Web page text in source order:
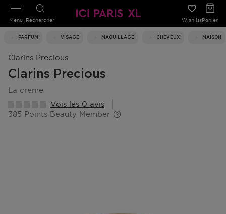
Rechercher WishlistPanier
PARFUM VISAGE MAQUILLAGE CHEVEUX MAISON
Menu
Clarins Precious
Clarins Precious
la creme
Vois les 0 avis
385 Points Beauty Member